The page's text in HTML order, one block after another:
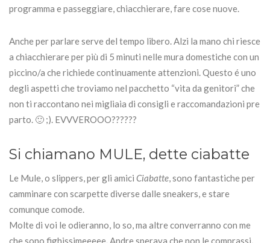
programma e passeggiare, chiacchierare, fare cose nuove.
Anche per parlare serve del tempo libero. Alzi la mano chi riesce
a chiacchierare per più di 5 minuti nelle mura domestiche con un
piccino/a che richiede continuamente attenzioni. Questo é uno
degli aspetti che troviamo nel pacchetto “vita da genitori” che
non ti raccontano nei migliaia di consigli e raccomandazioni pre
parto. 🙂 ;). EVVVEROOO??????
Si chiamano MULE, dette ciabatte
Le Mule, o slippers, per gli amici Ciabatte , sono fantastiche per
camminare con scarpette diverse dalle sneakers, e stare
comunque comode.
Molte di voi le odieranno, lo so, ma altre converranno con me
che sono fighissimeeeee. Andre sperava che non le comprassi,